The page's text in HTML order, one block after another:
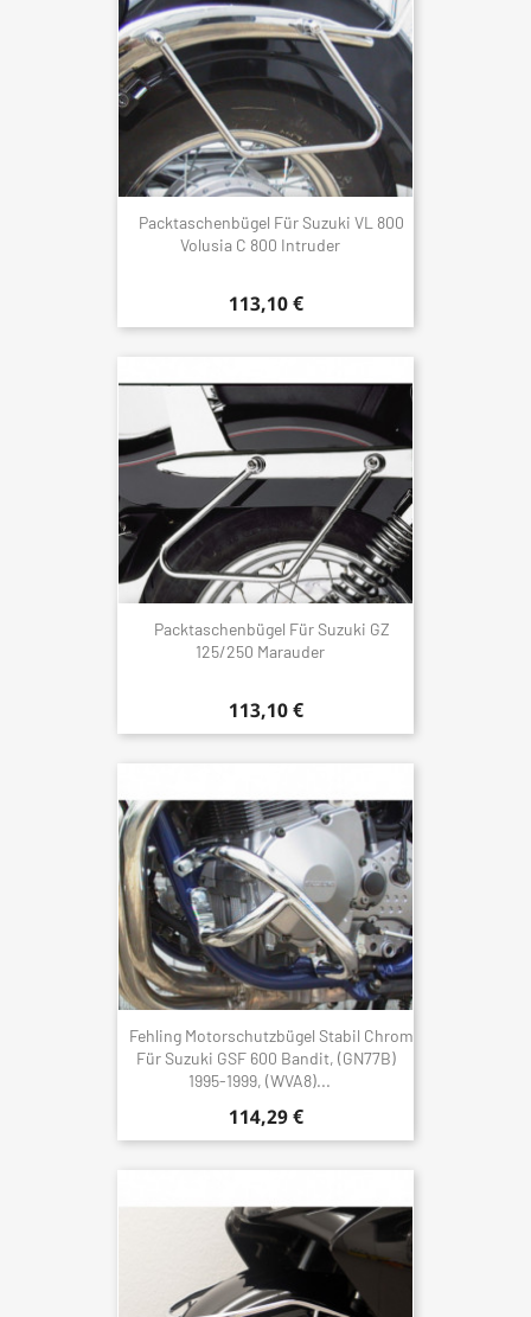
Packtaschenbügel Für Suzuki VL 800
Volusia C 800 Intruder
113,10 €
Packtaschenbügel Für Suzuki GZ
125/250 Marauder
113,10 €
Fehling Motorschutzbügel Stabil Chrom
Für Suzuki GSF 600 Bandit, (GN77B)
1995-1999, (WVA8)...
114,29 €